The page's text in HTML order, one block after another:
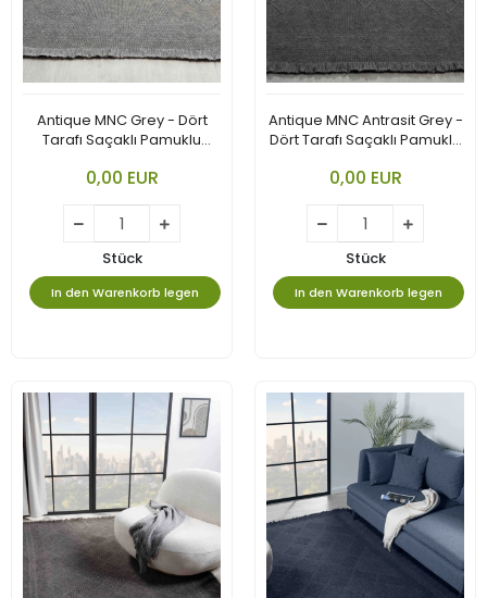
Antique MNC Grey - Dört
Tarafı Saçaklı Pamuklu
0,00 EUR
Stück
In den Warenkorb legen
Antique MNC Antrasit Grey -
Dört Tarafı Saçaklı Pamuklu
0,00 EUR
Stück
In den Warenkorb legen